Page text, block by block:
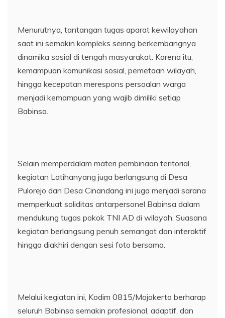
Menurutnya, tantangan tugas aparat kewilayahan
saat ini semakin kompleks seiring berkembangnya
dinamika sosial di tengah masyarakat. Karena itu,
kemampuan komunikasi sosial, pemetaan wilayah,
hingga kecepatan merespons persoalan warga
menjadi kemampuan yang wajib dimiliki setiap
Babinsa.
Selain memperdalam materi pembinaan teritorial,
kegiatan Latihanyang juga berlangsung di Desa
Pulorejo dan Desa Cinandang ini juga menjadi sarana
memperkuat soliditas antarpersonel Babinsa dalam
mendukung tugas pokok TNI AD di wilayah. Suasana
kegiatan berlangsung penuh semangat dan interaktif
hingga diakhiri dengan sesi foto bersama.
Melalui kegiatan ini, Kodim 0815/Mojokerto berharap
seluruh Babinsa semakin profesional, adaptif, dan